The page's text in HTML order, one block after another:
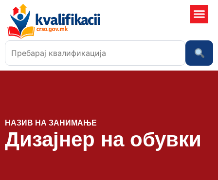
НАЗИВ НА ЗАНИМАЊЕ
Дизајнер на обувки